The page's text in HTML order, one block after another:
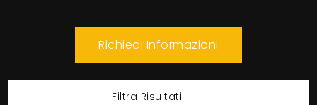
Richiedi Informazioni
Filtra Risultati